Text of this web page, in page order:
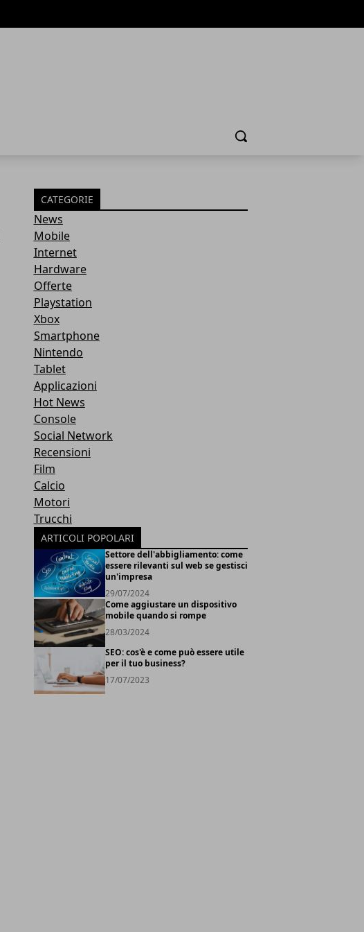
Cerca
CATEGORIE
News
Mobile
Internet
Hardware
Offerte
Playstation
Xbox
Smartphone
Nintendo
Tablet
Applicazioni
Hot News
Console
Social Network
Recensioni
Film
Calcio
Motori
Trucchi
ARTICOLI POPOLARI
Settore dell'abbigliamento: come
essere rilevanti sul web se gestisci
un'impresa
29/07/2024
Come aggiustare un dispositivo
mobile quando si rompe
28/03/2024
SEO: cos'è e come può essere utile
per il tuo business?
17/07/2023